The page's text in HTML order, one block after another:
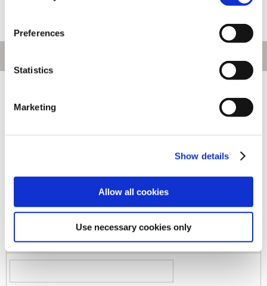
Preferences
Statistics
Marketing
Show details
Allow all cookies
Use necessary cookies only
ジャンル
商品コード